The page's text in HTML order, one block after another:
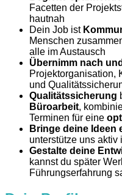
Facetten der
hautnah
Dein Job ist
Menschen
alle im Austausch
Übernimm nach
Projektorganisation,
und
Qualitätssicherung
Büroarbeit,
Terminen für eine
Bringe deine Ideen
unterstütze uns
Gestalte deine
kannst du später
Führungserfahrung